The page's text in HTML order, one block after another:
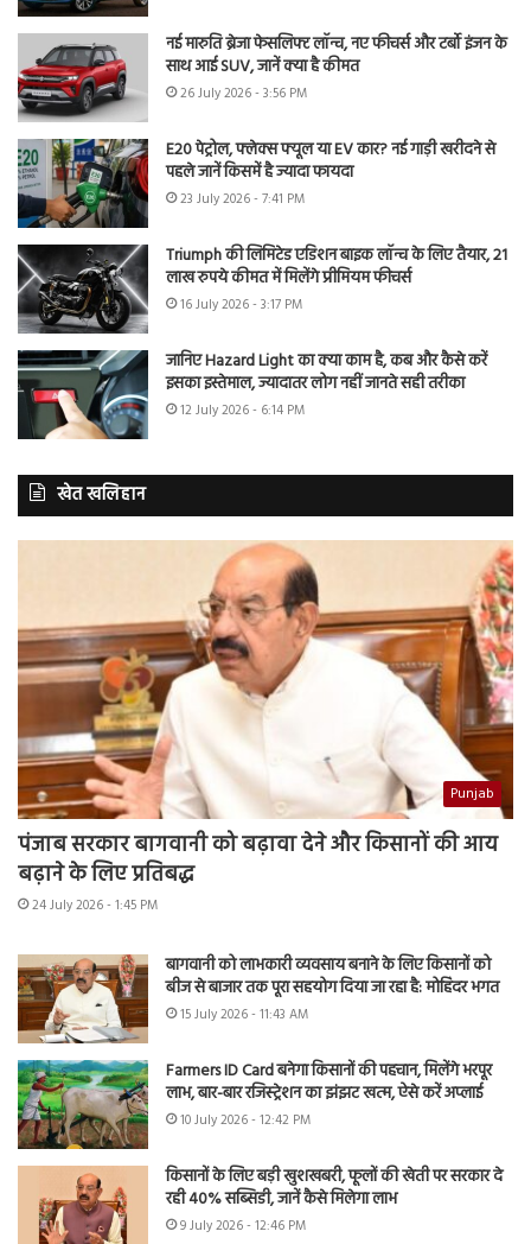
नई मारुति ब्रेजा फेसलिफ्ट लॉन्च, नए फीचर्स और टर्बो इंजन के
साथ आई SUV, जानें क्या है कीमत
26 July 2026 - 3:56 PM
E20 पेट्रोल, फ्लेक्स फ्यूल या EV कार? नई गाड़ी खरीदने से
पहले जानें किसमें है ज्यादा फायदा
23 July 2026 - 7:41 PM
Triumph की लिमिटेड एडिशन बाइक लॉन्च के लिए तैयार, 21
लाख रुपये कीमत में मिलेंगे प्रीमियम फीचर्स
16 July 2026 - 3:17 PM
जानिए Hazard Light का क्या काम है, कब और कैसे करें
इसका इस्तेमाल, ज्यादातर लोग नहीं जानते सही तरीका
12 July 2026 - 6:14 PM
खेत खलिहान
Punjab
पंजाब सरकार बागवानी को बढ़ावा देने और किसानों की आय
बढ़ाने के लिए प्रतिबद्ध
24 July 2026 - 1:45 PM
बागवानी को लाभकारी व्यवसाय बनाने के लिए किसानों को
बीज से बाजार तक पूरा सहयोग दिया जा रहा है: मोहिंदर भगत
15 July 2026 - 11:43 AM
Farmers ID Card बनेगा किसानों की पहचान, मिलेंगे भरपूर
लाभ, बार-बार रजिस्ट्रेशन का झंझट खत्म, ऐसे करें अप्लाई
10 July 2026 - 12:42 PM
किसानों के लिए बड़ी खुशखबरी, फूलों की खेती पर सरकार दे
रही 40% सब्सिडी, जानें कैसे मिलेगा लाभ
9 July 2026 - 12:46 PM